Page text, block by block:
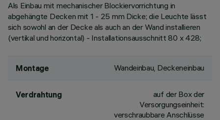
Als Einbau mit mechanischer Blockiervorrichtung in
abgehängte Decken mit 1 - 25 mm Dicke; die Leuchte lässt
sich sowohl an der Decke als auch an der Wand installieren
(vertikal und horizontal) - Installationsausschnitt 80 x 428;
Montage Wandeinbau, Deckeneinbau
Verdrahtung
auf der Box der
Versorgungseinheit:
verschraubbare Anschlüsse